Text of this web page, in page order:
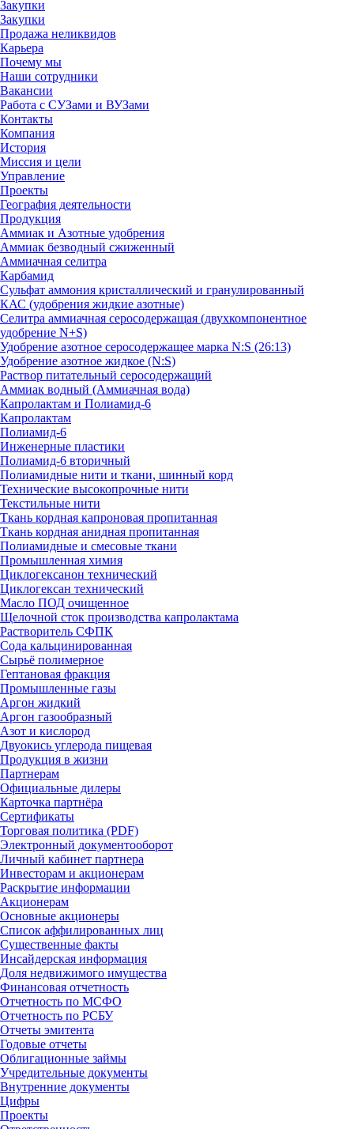
Закупки
Закупки
Продажа неликвидов
Карьера
Почему мы
Наши сотрудники
Вакансии
Работа с СУЗами и ВУЗами
Контакты
Компания
История
Миссия и цели
Управление
Проекты
География деятельности
Продукция
Аммиак и Азотные удобрения
Аммиак безводный сжиженный
Аммиачная селитра
Карбамид
Сульфат аммония кристаллический и гранулированный
КАС (удобрения жидкие азотные)
Селитра аммиачная серосодержащая (двухкомпонентное
удобрение N+S)
Удобрение азотное серосодержащее марка N:S (26:13)
Удобрение азотное жидкое (N:S)
Раствор питательный серосодержащий
Аммиак водный (Аммиачная вода)
Капролактам и Полиамид-6
Капролактам
Полиамид-6
Инженерные пластики
Полиамид-6 вторичный
Полиамидные нити и ткани, шинный корд
Технические высокопрочные нити
Текстильные нити
Ткань кордная капроновая пропитанная
Ткань кордная анидная пропитанная
Полиамидные и смесовые ткани
Промышленная химия
Циклогексанон технический
Циклогексан технический
Масло ПОД очищенное
Щелочной сток производства капролактама
Растворитель СФПК
Сода кальцинированная
Сырьё полимерное
Гептановая фракция
Промышленные газы
Аргон жидкий
Аргон газообразный
Азот и кислород
Двуокись углерода пищевая
Продукция в жизни
Партнерам
Официальные дилеры
Карточка партнёра
Сертификаты
Торговая политика (PDF)
Электронный документооборот
Личный кабинет партнера
Инвесторам и акционерам
Раскрытие информации
Акционерам
Основные акционеры
Список аффилированных лиц
Существенные факты
Инсайдерская информация
Доля недвижимого имущества
Финансовая отчетность
Отчетность по МСФО
Отчетность по РСБУ
Отчеты эмитента
Годовые отчеты
Облигационные займы
Учредительные документы
Внутренние документы
Цифры
Проекты